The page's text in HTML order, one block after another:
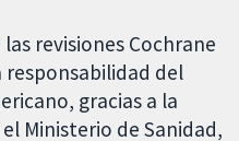
revisiones Cochrane
responsabilidad del
gracias a la
Ministerio de Sanidad,